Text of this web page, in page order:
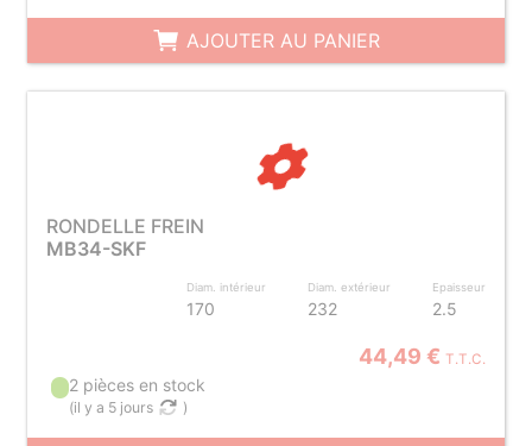
AJOUTER AU PANIER
RONDELLE FREIN
MB34-SKF
Diam. intérieur
170
Diam. extérieur
232
Epaisseur
2.5
44,49 € T.T.C.
2 pièces en stock
(il y a 5 jours )